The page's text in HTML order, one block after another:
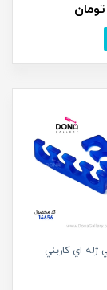
ژله اي کاربني